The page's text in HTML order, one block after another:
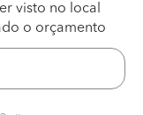
visto no local
o orçamento